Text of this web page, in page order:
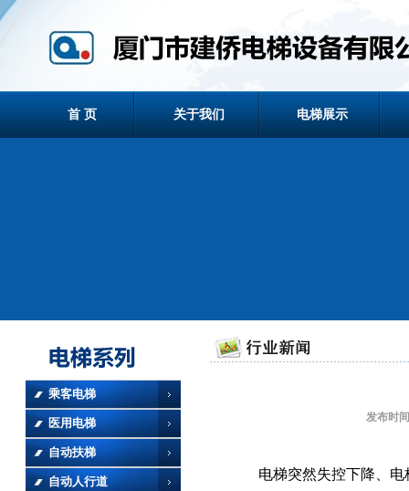
首 页 关于我们 电梯展示
乘客电梯
医用电梯
自动扶梯
自动人行道
发布时
电梯突然失控下降、电